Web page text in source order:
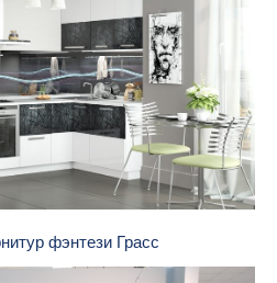
фэнтези Грасс